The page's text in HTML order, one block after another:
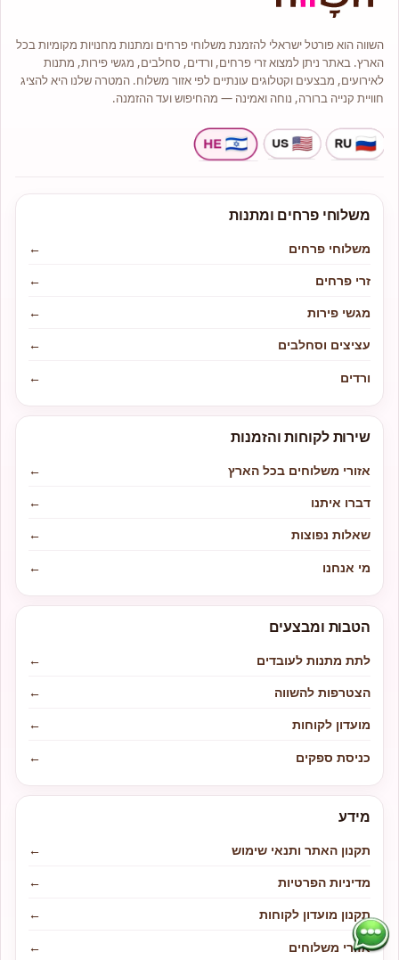
השווה הוא פורטל ישראלי להזמנת משלוחי פרחים ומתנות מחנויות מקומיות בכל
הארץ. באתר ניתן למצוא זרי פרחים, ורדים, סחלבים, מגשי פירות, מתנות
לאירועים, מבצעים וקטלוגים עונתיים לפי אזור משלוח. המטרה שלנו היא להציג
חוויית קנייה ברורה, נוחה ואמינה — מהחיפוש ועד ההזמנה.
משלוחי פרחים ומתנות
משלוחי פרחים
←
זרי פרחים
←
מגשי פירות
←
עציצים וסחלבים
←
ורדים
←
שירות לקוחות והזמנות
אזורי משלוחים בכל הארץ
←
דברו איתנו
←
שאלות נפוצות
←
מי אנחנו
←
הטבות ומבצעים
לתת מתנות לעובדים
←
הצטרפות להשווה
←
מועדון לקוחות
←
כניסת ספקים
←
מידע
תקנון האתר ותנאי שימוש
←
מדיניות הפרטיות
←
תקנון מועדון לקוחות
←
אזורי משלוחים
←